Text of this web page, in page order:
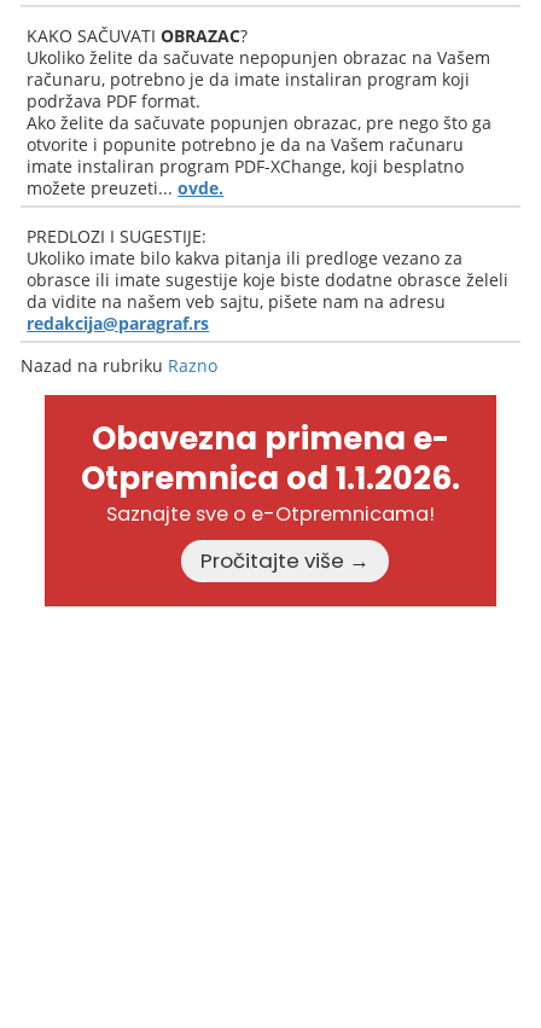
KAKO SAČUVATIOBRAZAC?
Ukoliko želite da sačuvate nepopunjen obrazac na Vašem
računaru, potrebno je da imate instaliran program koji
podržava PDF format.
Ako želite da sačuvate popunjen obrazac, pre nego što ga
otvorite i popunite potrebno je da na Vašem računaru
imate instaliran program PDF-XChange, koji besplatno
možete preuzeti...ovde.
PREDLOZI I SUGESTIJE:
Ukoliko imate bilo kakva pitanja ili predloge vezano za
obrasce ili imate sugestije koje biste dodatne obrasce želeli
da vidite na našem veb sajtu, pišete nam na adresu
redakcija@paragraf.rs
Nazad na rubriku Razno
Obavezna primena e-
Otpremnica od 1.1.2026.
Saznajte sve o e-Otpremnicama!
Pročitajte više →